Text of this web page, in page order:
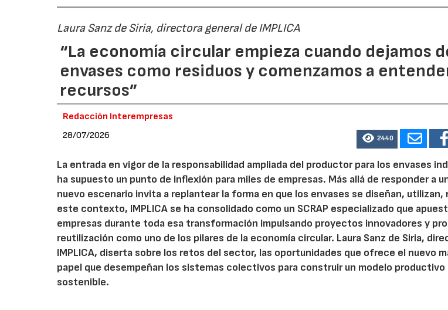
Laura Sanz de Siria, directora general de IMPLICA
“La economía circular empieza cuando dejamos
envases como residuos y comenzamos a
recursos”
Redacción Interempresas
28/07/2026
2440
La entrada en vigor de la responsabilidad ampliada del productor para los envases
ha supuesto un punto de inflexión para miles de empresas. Más allá de responder a
nuevo escenario invita a replantear la forma en que los envases se diseñan, utilizan,
este contexto, IMPLICA se ha consolidado como un SCRAP especializado que
empresas durante toda esa transformación impulsando proyectos innovadores y
reutilización como uno de los pilares de la economía circular. Laura Sanz de Siria,
IMPLICA, diserta sobre los retos del sector, las oportunidades que ofrece el nuevo
papel que desempeñan los sistemas colectivos para construir un modelo
sostenible.